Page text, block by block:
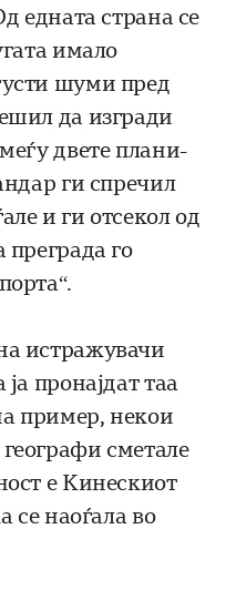
едната страна се
имало
шуми пред
да изгради
двете пла­ни­
ги спречил
и ги отсе­кол од
преграда го
истражувачи
про­најдат таа
пример, некои
сметале
е Кинескиот
се наоѓала во